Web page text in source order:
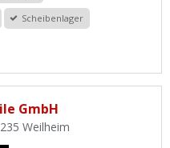
Scheibenlager
GmbH
Weilheim